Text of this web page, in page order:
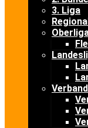
3. Liga